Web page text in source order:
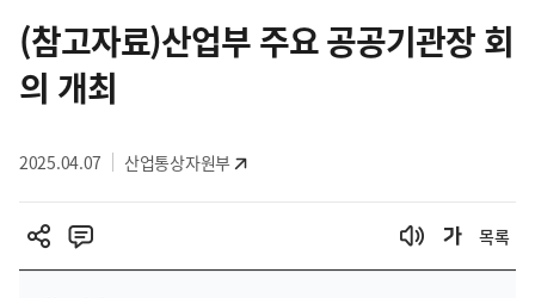
텐
츠
영
(참고자료)산업부 주요 공공기관장 회
의 개최
2025.04.07 산업통상자원부
목록